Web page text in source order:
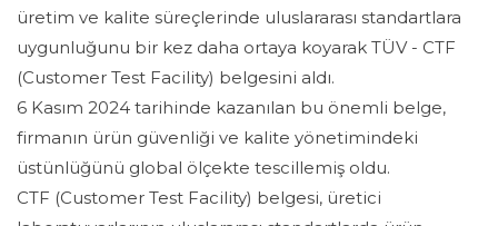
üretim ve kalite süreçlerinde uluslararası standartlara
uygunluğunu bir kez daha ortaya koyarak TÜV - CTF
(Customer Test Facility) belgesini aldı.
6 Kasım 2024 tarihinde kazanılan bu önemli belge,
firmanın ürün güvenliği ve kalite yönetimindeki
üstünlüğünü global ölçekte tescillemiş oldu.
CTF (Customer Test Facility) belgesi, üretici